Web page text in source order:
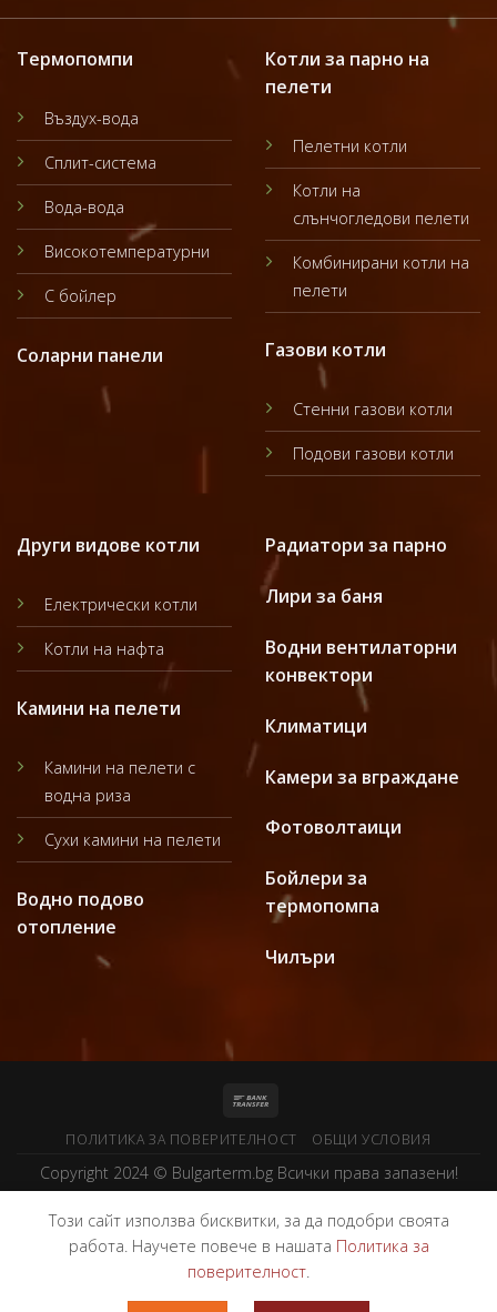
Термопомпи
Въздух-вода
Сплит-система
Вода-вода
Високотемпературни
С бойлер
Соларни панели
Котли за парно на
пелети
Пелетни котли
Котли на
слънчогледови пелети
Комбинирани котли на
пелети
Газови котли
Стенни газови котли
Подови газови котли
Други видове котли
Електрически котли
Котли на нафта
Камини на пелети
Камини на пелети с
водна риза
Сухи камини на пелети
Водно подово
отопление
Радиатори за парно
Лири за баня
Водни вентилаторни
конвектори
Климатици
Камери за вграждане
Фотоволтаици
Бойлери за
термопомпа
Чилъри
ПОЛИТИКА ЗА ПОВЕРИТЕЛНОСТ ОБЩИ УСЛОВИЯ
Copyright 2024 © Bulgarterm.bgВсички права запазени!
Този сайт използва бисквитки, за да подобри своята
работа. Научете повече в нашата Политика за
поверителност.